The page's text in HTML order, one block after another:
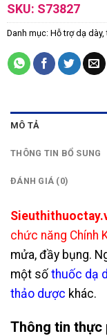
SKU: S73827
Danh mục: Hỗ trợ dạ dày,
MÔ TẢ
THÔNG TIN BỔ SUNG
ĐÁNH GIÁ (0)
chức năng Chính
mửa, đầy bụng.
một số thuốc dạ
thảo dược khác.
Thông tin thực